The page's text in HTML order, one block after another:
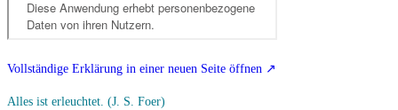
Vollständige Erklärung in einer neuen Seite öffnen ↗
Alles ist erleuchtet. (J. S. Foer)